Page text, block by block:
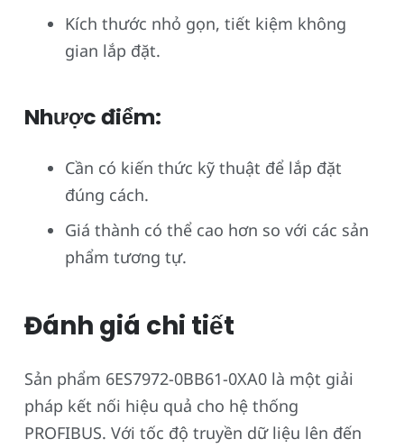
Kích thước nhỏ gọn, tiết kiệm không
gian lắp đặt.
Nhược điểm:
Cần có kiến thức kỹ thuật để lắp đặt
đúng cách.
Giá thành có thể cao hơn so với các sản
phẩm tương tự.
Đánh giá chi tiết
Sản phẩm 6ES7972-0BB61-0XA0 là một giải
pháp kết nối hiệu quả cho hệ thống
PROFIBUS. Với tốc độ truyền dữ liệu lên đến